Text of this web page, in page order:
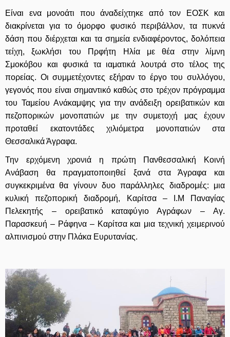
Είναι ενα μονοάτι που άναδείχτηκε από τον ΕΟΣΚ και
διακρίνεται για το όμορφο φυσικό περιβάλλον, τα πυκνά
δάση που διέρχεται και τα σημεία ενδιαφέροντος, δολόπεια
τείχη, ξωκλήσι του Πρφήτη Ηλία με θέα στην λίμνη
Σμοκόβου και φυσικά τα ιαματικά λουτρά στο τέλος της
πορείας. Οι συμμετέχοντες εξήραν το έργο του συλλόγου,
γεγονός που είναι σημαντικό καθώς στο τρέχον πρόγραμμα
του Ταμείου Ανάκαμψης για την ανάδειξη ορειβατικών και
πεζοπορικών μονοπατιών με την συμετοχή μας έχουν
προταθεί εκατοντάδες χιλιόμετρα μονοπατιών στα
Θεσσαλικά Άγραφα.
Την ερχόμενη χρονιά η πρώτη Πανθεσσαλική Κοινή
Ανάβαση θα πραγματοποιηθεί ξανά στα Άγραφα και
συγκεκριμένα θα γίνουν δυο παράλληλες διαδρομές: μια
κυλική πεζοπορική διαδρομή, Καρίτσα – Ι.Μ Παναγίας
Πελεκητής – ορειβατικό καταφύγιο Αγράφων – Αγ.
Παρασκευή – Ράφηνα – Καρίτσα και μια τεχνική χειμερινού
αλπινισμού στην Πλάκα Ευρυτανίας.